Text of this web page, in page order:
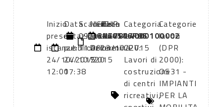
Inizio
presentazione
istanze:
24/10/2015
12:00
Data
di
pubblicazione:
24/10/2015
17:38
Scadenza:
09/12/2015
11:00
Numero
atto:
Determina
720
Data
atto:
23/10/2015
CIG:
6444546F95
CUP:
H57B14000100002
Categoria
lavori
CPV:
Lavori di
costruzione
di centri
ricreativi,
Categorie
lavori
(DPR
2000):
OS31 -
IMPIANTI
PER LA